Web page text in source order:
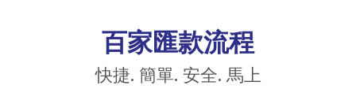
百家匯款流程
快捷. 簡單. 安全. 馬上